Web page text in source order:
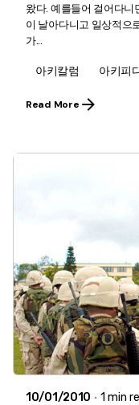
왔다. 예를들어 걸어다니
이 날아다니고 일상적으
가...
아키칼럼 아키피
Read More
10/01/2010 1 min